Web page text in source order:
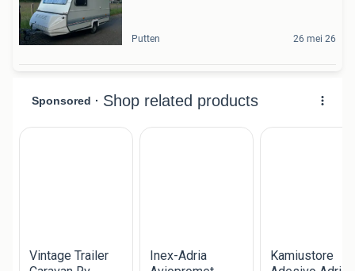
Putten 26 mei 26